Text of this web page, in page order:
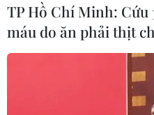
#Thủ
#Thỏa
TP Hồ Chí Minh:
máu do ăn phải thịt